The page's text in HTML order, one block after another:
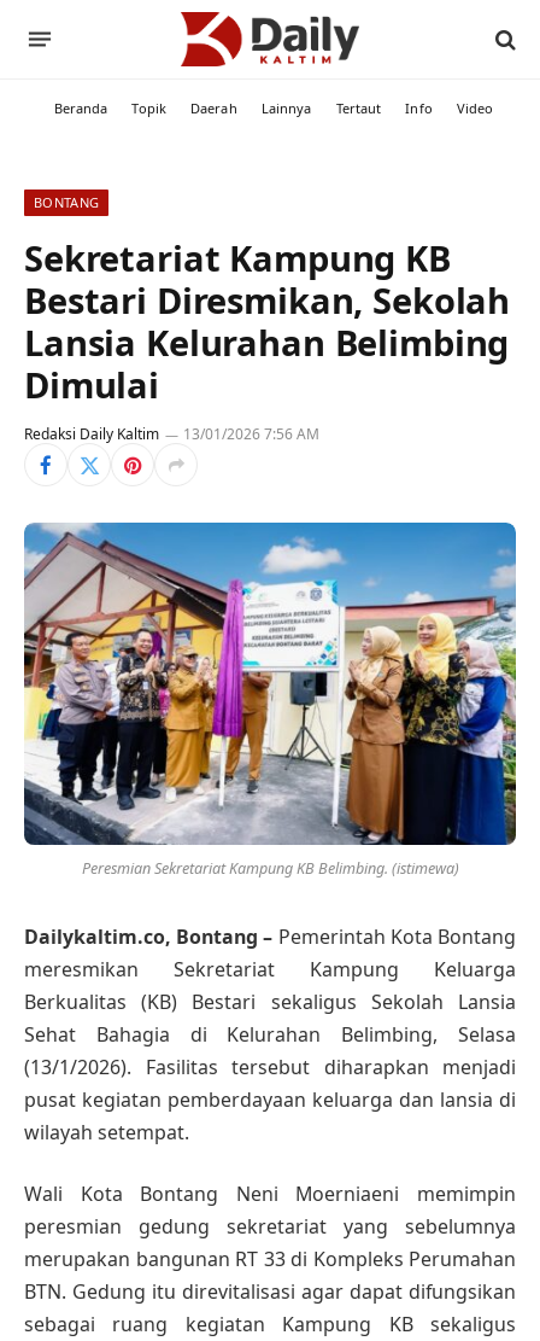
Beranda Topik Daerah Lainnya Tertaut Info Video
BONTANG
Sekretariat Kampung KB
Bestari Diresmikan, Sekolah
Lansia Kelurahan Belimbing
Dimulai
Redaksi Daily Kaltim 13/01/2026 7:56 AM
Peresmian Sekretariat Kampung KB Belimbing. (istimewa)
Dailykaltim.co, Bontang – Pemerintah Kota Bontang
meresmikan Sekretariat Kampung Keluarga
Berkualitas (KB) Bestari sekaligus Sekolah Lansia
Sehat Bahagia di Kelurahan Belimbing, Selasa
(13/1/2026). Fasilitas tersebut diharapkan menjadi
pusat kegiatan pemberdayaan keluarga dan lansia di
wilayah setempat.
Wali Kota Bontang Neni Moerniaeni memimpin
peresmian gedung sekretariat yang sebelumnya
merupakan bangunan RT 33 di Kompleks Perumahan
BTN. Gedung itu direvitalisasi agar dapat difungsikan
sebagai ruang kegiatan Kampung KB sekaligus